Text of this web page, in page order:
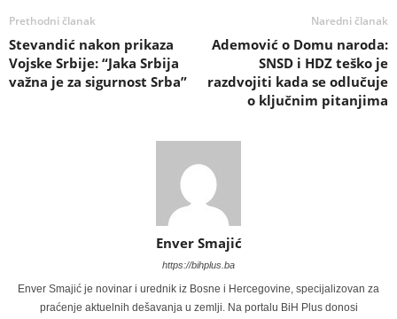
Prethodni članak
Stevandić nakon prikaza
Vojske Srbije: “Jaka Srbija
važna je za sigurnost Srba”
Naredni članak
Ademović o Domu naroda:
SNSD i HDZ teško je
razdvojiti kada se odlučuje
o ključnim pitanjima
Enver Smajić
https://bihplus.ba
Enver Smajić je novinar i urednik iz Bosne i Hercegovine, specijalizovan za
praćenje aktuelnih dešavanja u zemlji. Na portalu BiH Plus donosi